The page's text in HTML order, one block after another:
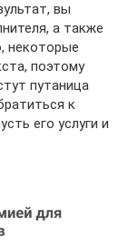
вы
а также
некоторые
поэтому
путаница
к
его услуги и